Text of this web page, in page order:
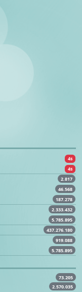
4s
4s
2.817
46.568
187.278
2.333.432
5.785.895
437.276.180
919.088
5.785.895
73.205
2.570.035